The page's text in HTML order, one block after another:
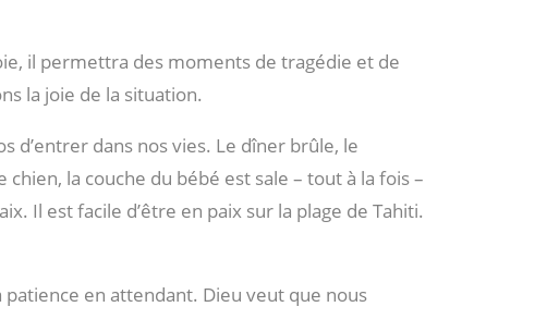
il permettra des moments de tragédie et de
la joie de la situation.
d’entrer dans nos vies. Le dîner brûle, le
la couche du bébé est sale – tout à la fois –
Il est facile d’être en paix sur la plage de Tahiti.
patience en attendant. Dieu veut que nous